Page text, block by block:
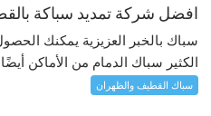
افضل شركة تمديد سباكة بالقطيف
سباك بالخبر العزيزية يمكنك
الكثير سباك الدمام من الأماكن
سباك القطيف والظهران